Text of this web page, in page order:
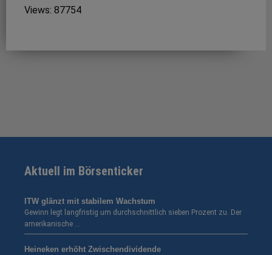
Views: 87754
Aktuell im Börsenticker
ITW glänzt mit stabilem Wachstum
Gewinn legt langfristig um durchschnittlich sieben Prozent zu. Der
amerikanische …
Heineken erhöht Zwischendividende